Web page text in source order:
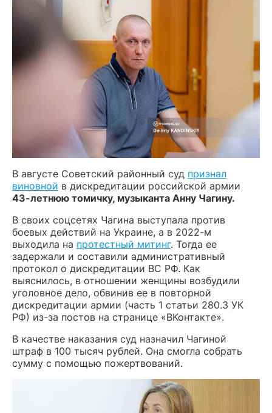
В августе Советский районный суд признал
виновной в дискредитации российской армии
43-летнюю томичку, музыканта Анну Чагину.
В своих соцсетях Чагина выступала против
боевых действий на Украине, а в 2022-м
выходила на протестный митинг. Тогда ее
задержали и составили административный
протокол о дискредитации ВС РФ. Как
выяснилось, в отношении женщины возбудили
уголовное дело, обвинив ее в повторной
дискредитации армии (часть 1 статьи 280.3 УК
РФ) из-за постов на странице «ВКонтакте».
В качестве наказания суд назначил Чагиной
штраф в 100 тысяч рублей. Она смогла собрать
сумму с помощью пожертвований.